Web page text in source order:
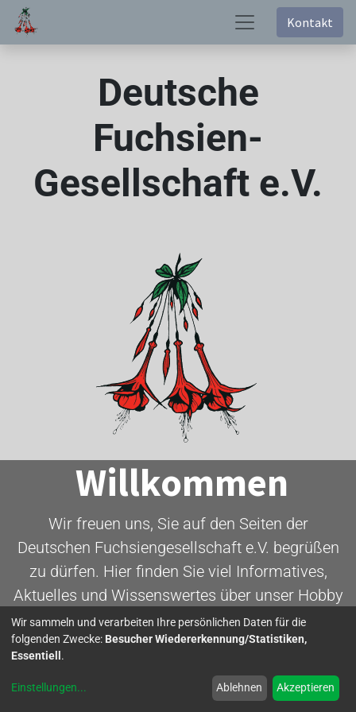
Kontakt
Deutsche
Fuchsien-
Gesellschaft e.V.
Willkommen
Wir freuen uns, Sie auf den Seiten der
Deutschen Fuchsiengesellschaft e.V. begrüßen
zu dürfen. Hier finden Sie viel Informatives,
Aktuelles und Wissenswertes über unser Hobby
- die Fuchsie.
Wir sammeln und verarbeiten Ihre persönlichen Daten für die
folgenden Zwecke: Besucher Wiedererkennung/Statistiken,
Essentiell .
Einstellungen... Ablehnen Akzeptieren